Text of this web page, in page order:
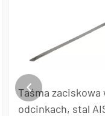
Opaska taśmowa
podwójnej pętli z